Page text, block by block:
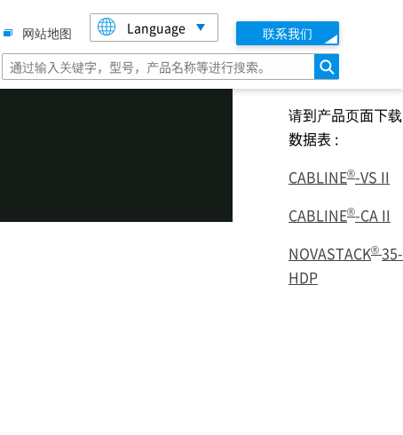
网站地图 Language 联系我们
搜索
请到产品页面下载
数据表 :
CABLINE®-VS II
CABLINE®-CA II
NOVASTACK®35-
HDP